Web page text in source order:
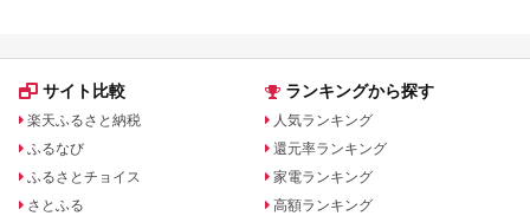
サイト比較
楽天ふるさと納税
ふるなび
ふるさとチョイス
さとふる
ランキングから探す
人気ランキング
還元率ランキング
家電ランキング
高額ランキング